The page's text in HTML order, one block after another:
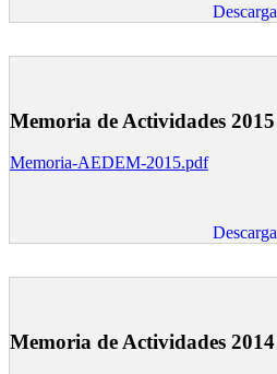
Descarga
Memoria de Actividades 2015
Memoria-AEDEM-2015.pdf
Descarga
Memoria de Actividades 2014